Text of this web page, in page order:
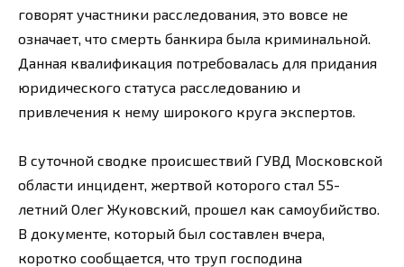
говорят участники расследования, это вовсе не
означает, что смерть банкира была криминальной.
Данная квалификация потребовалась для придания
юридического статуса расследованию и
привлечения к нему широкого круга экспертов.
В суточной сводке происшествий ГУВД Московской
области инцидент, жертвой которого стал 55-
летний Олег Жуковский, прошел как самоубийство.
В документе, который был составлен вчера,
коротко сообщается, что труп господина